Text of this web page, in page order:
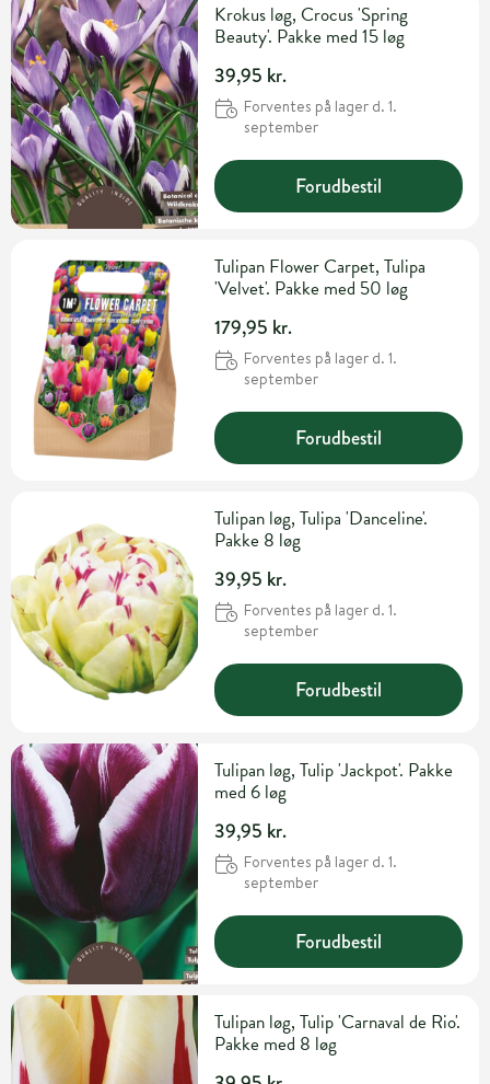
Krokus løg, Crocus 'Spring
Beauty'. Pakke med 15 løg
39,95 kr.
Forventes på lager d. 1.
september
Forudbestil
Tulipan Flower Carpet, Tulipa
'Velvet'. Pakke med 50 løg
179,95 kr.
Forventes på lager d. 1.
september
Forudbestil
Tulipan løg, Tulipa 'Danceline'.
Pakke 8 løg
39,95 kr.
Forventes på lager d. 1.
september
Forudbestil
Tulipan løg, Tulip 'Jackpot'. Pakke
med 6 løg
39,95 kr.
Forventes på lager d. 1.
september
Forudbestil
Tulipan løg, Tulip 'Carnaval de Rio'.
Pakke med 8 løg